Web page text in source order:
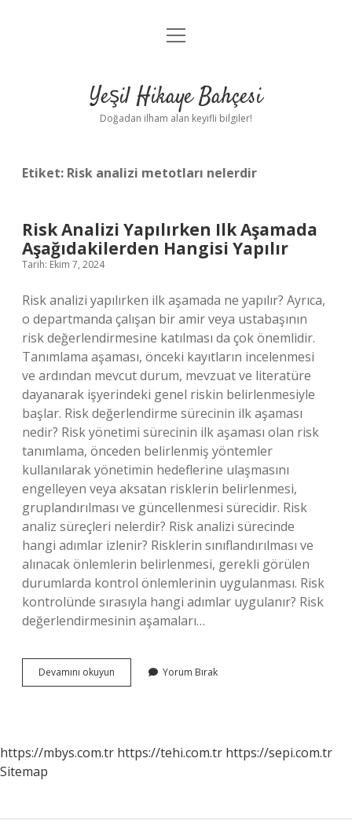
Anasayfa
Yasal Uyarı
menüyü
Yeşil Hikaye Bahçesi
Doğadan ilham alan keyifli bilgiler!
Etiket: Risk analizi metotları nelerdir
Risk Analizi Yapılırken Ilk Aşamada
Aşağıdakilerden Hangisi Yapılır
Tarih: Ekim 7, 2024
Risk analizi yapılırken ilk aşamada ne yapılır? Ayrıca,
o departmanda çalışan bir amir veya ustabaşının
risk değerlendirmesine katılması da çok önemlidir.
Tanımlama aşaması, önceki kayıtların incelenmesi
ve ardından mevcut durum, mevzuat ve literatüre
dayanarak işyerindeki genel riskin belirlenmesiyle
başlar. Risk değerlendirme sürecinin ilk aşaması
nedir? Risk yönetimi sürecinin ilk aşaması olan risk
tanımlama, önceden belirlenmiş yöntemler
kullanılarak yönetimin hedeflerine ulaşmasını
engelleyen veya aksatan risklerin belirlenmesi,
gruplandırılması ve güncellenmesi sürecidir. Risk
analiz süreçleri nelerdir? Risk analizi sürecinde
hangi adımlar izlenir? Risklerin sınıflandırılması ve
alınacak önlemlerin belirlenmesi, gerekli görülen
durumlarda kontrol önlemlerinin uygulanması. Risk
kontrolünde sırasıyla hangi adımlar uygulanır? Risk
değerlendirmesinin aşamaları…
Devamını okuyun
Analizi
Hangisi
Yorum Bırak
https://mbys.com.tr https://tehi.com.tr https://sepi.com.tr
Sitemap